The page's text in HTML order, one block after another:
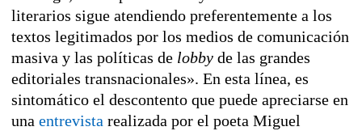
literarios sigue atendiendo preferentemente a los
textos legitimados por los medios de comunicación
masiva y las políticas de lobby de las grandes
editoriales transnacionales». En esta línea, es
sintomático el descontento que puede apreciarse en
una entrevista realizada por el poeta Miguel